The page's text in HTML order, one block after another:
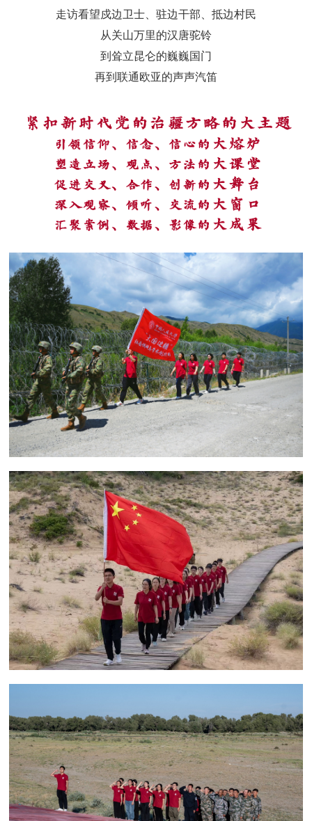
走访看望戍边卫士、驻边干部、 抵边村民
从关山万里的汉唐驼铃
到耸立昆仑的巍巍国门
再到联通欧亚的声声汽笛